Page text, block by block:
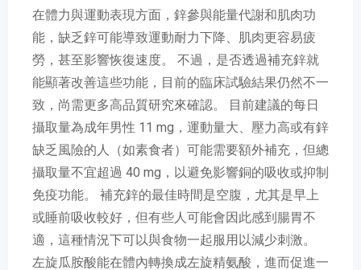
在體力與運動表現方面，鋅參與能量代謝和肌肉功
能，缺乏鋅可能導致運動耐力下降、肌肉更容易疲
勞，甚至影響恢復速度。 不過，是否透過補充鋅就
能顯著改善這些功能，目前的臨床試驗結果仍然不一
致，尚需更多高品質研究來確認。 目前建議的每日
攝取量為成年男性 11 mg，運動量大、壓力高或有鋅
缺乏風險的人（如素食者）可能需要額外補充，但總
攝取量不宜超過 40 mg，以避免影響銅的吸收或抑制
免疫功能。 補充鋅的最佳時間是空腹，尤其是早上
或睡前吸收較好，但有些人可能會因此感到腸胃不
適，這種情況下可以與食物一起服用以減少刺激。
左旋瓜胺酸能在體內轉換成左旋精氨酸，進而促進一